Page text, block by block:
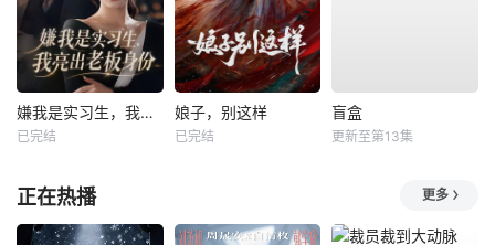
嫌我是实习生，我亮出老板身份
已完结
娘子，别这样
已完结
盲盒
更新至第13集
正在热播 更多